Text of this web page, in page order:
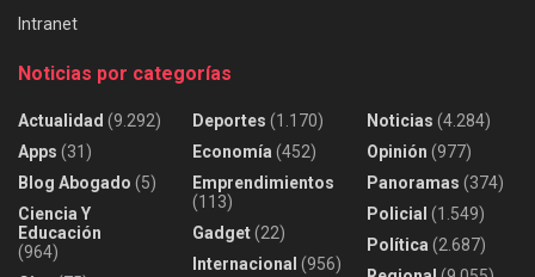
Intranet
Noticias por categorías
Actualidad (9.292)
Apps (31)
Blog Abogado (5)
Ciencia Y
Educación
(964)
Deportes (1.170)
Economía (452)
Emprendimientos
(113)
Gadget(22)
Internacional (956)
Noticias (4.284)
Opinión (977)
Panoramas (374)
Policial (1.549)
Política (2.687)